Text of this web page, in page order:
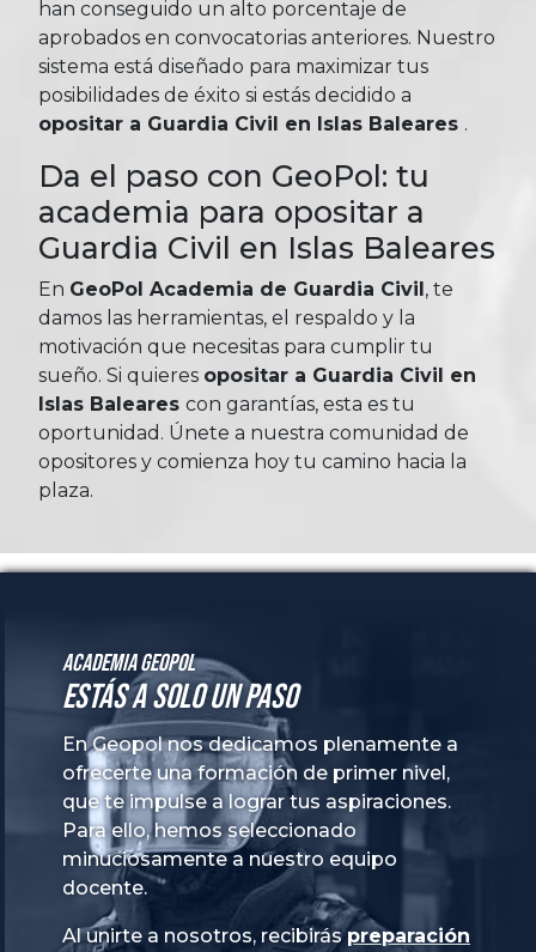
han conseguido un alto porcentaje de
aprobados en convocatorias anteriores. Nuestro
sistema está diseñado para maximizar tus
posibilidades de éxito si estás decidido a
opositar a Guardia Civil en Islas Baleares .
Da el paso con GeoPol: tu
academia para opositar a
Guardia Civil en Islas Baleares
En GeoPol Academia de Guardia Civil , te
damos las herramientas, el respaldo y la
motivación que necesitas para cumplir tu
sueño. Si quieres opositar a Guardia Civil en
Islas Baleares con garantías, esta es tu
oportunidad. Únete a nuestra comunidad de
opositores y comienza hoy tu camino hacia la
plaza.
Academia GeoPol
Estás a solo un paso
En Geopol nos dedicamos plenamente a
ofrecerte una formación de primer nivel,
que te impulse a lograr tus aspiraciones.
Para ello, hemos seleccionado
minuciosamente a nuestro equipo
docente.
Al unirte a nosotros, recibiráspreparación